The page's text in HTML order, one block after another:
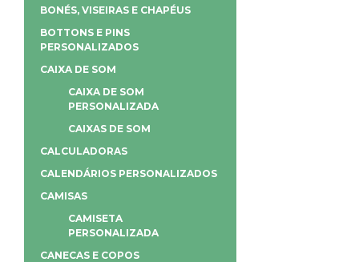
BONÉS, VISEIRAS E CHAPÉUS
BOTTONS E PINS
PERSONALIZADOS
CAIXA DE SOM
CAIXA DE SOM
PERSONALIZADA
CAIXAS DE SOM
CALCULADORAS
CALENDÁRIOS PERSONALIZADOS
CAMISAS
CAMISETA
PERSONALIZADA
CANECAS E COPOS